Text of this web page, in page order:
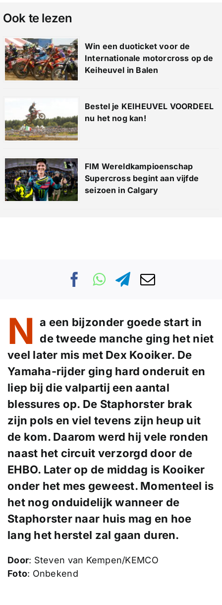
Ook te lezen
Win een duoticket voor de
Internationale motorcross op de
Keiheuvel in Balen
Bestel je KEIHEUVEL VOORDEEL
nu het nog kan!
FIM Wereldkampioenschap
Supercross begint aan vijfde
seizoen in Calgary
N a een bijzonder goede start in
de tweede manche ging het niet
veel later mis met Dex Kooiker. De
Yamaha-rijder ging hard onderuit en
liep bij die valpartij een aantal
blessures op. De Staphorster brak
zijn pols en viel tevens zijn heup uit
de kom. Daarom werd hij vele ronden
naast het circuit verzorgd door de
EHBO. Later op de middag is Kooiker
onder het mes geweest. Momenteel is
het nog onduidelijk wanneer de
Staphorster naar huis mag en hoe
lang het herstel zal gaan duren.
Door: Steven van Kempen/KEMCO
Foto: Onbekend